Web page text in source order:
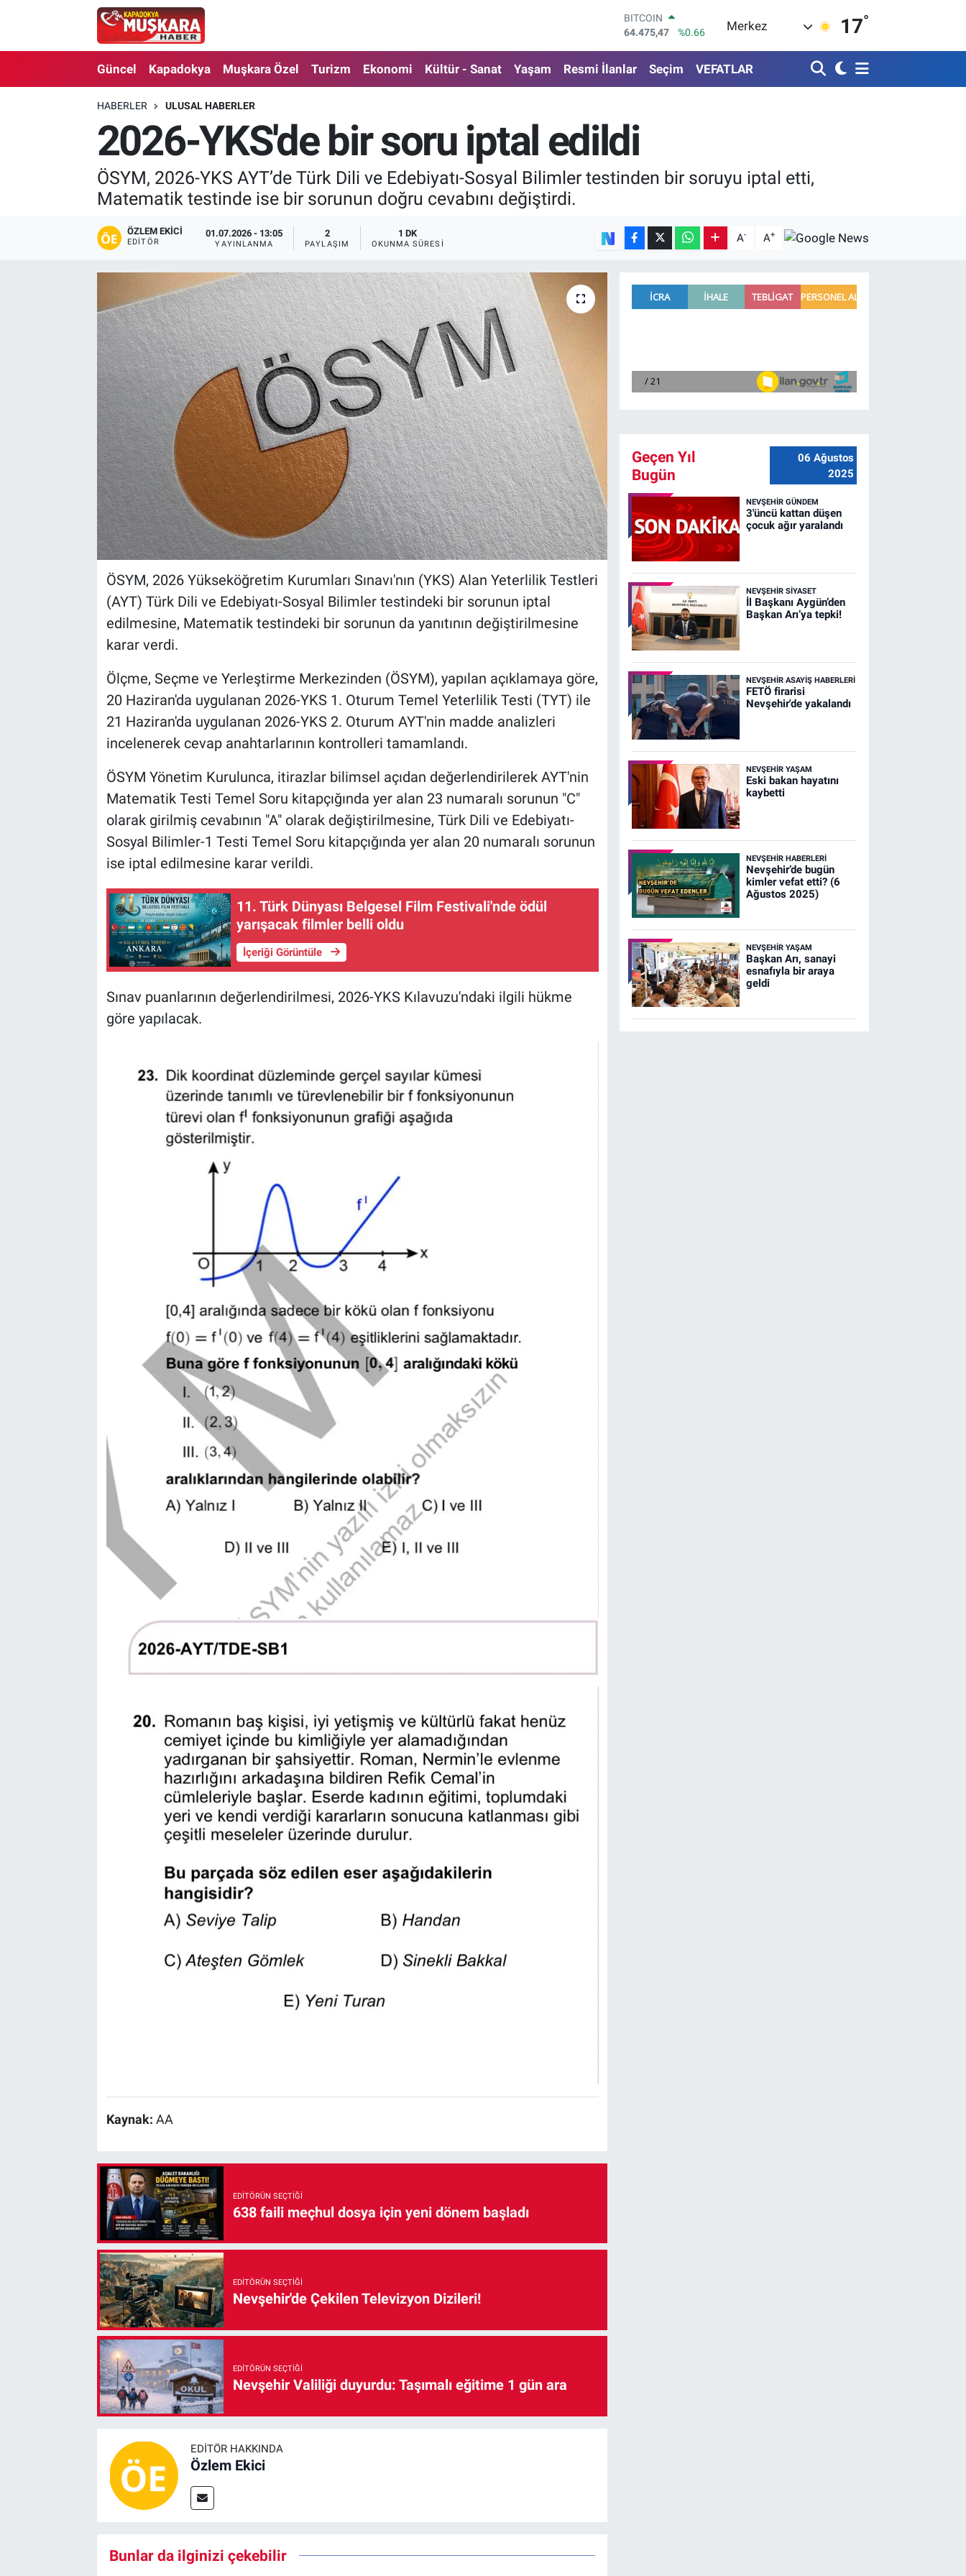
DOLAR
47,5971
%0.05
55,1336
%0.18
STERLİN
64,2534
%0.22
BİST100
64.475,47
%0.66
Merkez 17°
Güncel Kapadokya Muşkara Özel Turizm Ekonomi Kültür - Sanat Yaşam Resmi İlanlar Seçim VEFATLAR
HABERLER ULUSAL HABERLER
2026-YKS'de bir soru iptal edildi
ÖSYM, 2026-YKS AYT’de Türk Dili ve Edebiyatı-Sosyal Bilimler testinden bir soruyu iptal etti,
Matematik testinde ise bir sorunun doğru cevabını değiştirdi.
ÖZLEM EKICI
EDITÖR
01.07.2026 - 13:05
YAYINLANMA
2
PAYLAŞIM
1 DK
OKUNMA SÜRESI A- A+
ÖSYM, 2026 Yükseköğretim Kurumları Sınavı'nın (YKS) Alan Yeterlilik Testleri
(AYT) Türk Dili ve Edebiyatı-Sosyal Bilimler testindeki bir sorunun iptal
edilmesine, Matematik testindeki bir sorunun da yanıtının değiştirilmesine
karar verdi.
Ölçme, Seçme ve Yerleştirme Merkezinden (ÖSYM), yapılan açıklamaya göre,
20 Haziran'da uygulanan 2026-YKS 1. Oturum Temel Yeterlilik Testi (TYT) ile
21 Haziran'da uygulanan 2026-YKS 2. Oturum AYT'nin madde analizleri
incelenerek cevap anahtarlarının kontrolleri tamamlandı.
ÖSYM Yönetim Kurulunca, itirazlar bilimsel açıdan değerlendirilerek AYT'nin
Matematik Testi Temel Soru kitapçığında yer alan 23 numaralı sorunun "C"
olarak girilmiş cevabının "A" olarak değiştirilmesine, Türk Dili ve Edebiyatı-
Sosyal Bilimler-1 Testi Temel Soru kitapçığında yer alan 20 numaralı sorunun
ise iptal edilmesine karar verildi.
11. Türk Dünyası Belgesel Film Festivali'nde ödül
yarışacak filmler belli oldu
İçeriği Görüntüle
Sınav puanlarının değerlendirilmesi, 2026-YKS Kılavuzu'ndaki ilgili hükme
göre yapılacak.
Kaynak: AA
EDITÖRÜN SEÇTIĞI
638 faili meçhul dosya için yeni dönem başladı
EDITÖRÜN SEÇTIĞI
Nevşehir'de Çekilen Televizyon Dizileri!
EDITÖRÜN SEÇTIĞI
Nevşehir Valiliği duyurdu: Taşımalı eğitime 1 gün ara
EDITÖR HAKKINDA
Özlem Ekici
Bunlar da ilginizi çekebilir
Geçen Yıl
Bugün
06 Ağustos
2025
NEVŞEHIR GÜNDEM
3'üncü kattan düşen
çocuk ağır yaralandı
NEVŞEHIR SIYASET
İl Başkanı Aygün’den
Başkan Arı’ya tepki!
NEVŞEHIR ASAYIŞ HABERLERI
FETÖ firarisi
Nevşehir'de yakalandı
NEVŞEHIR YAŞAM
Eski bakan hayatını
kaybetti
NEVŞEHIR HABERLERI
Nevşehir’de bugün
kimler vefat etti? (6
Ağustos 2025)
NEVŞEHIR YAŞAM
Başkan Arı, sanayi
esnafıyla bir araya
geldi
CANLI SEÇİM SONUÇLARI
Güncel
Muşkara Özel
Kapadokya
Kültür - Sanat
VEFATLAR
Nevşehir Nöbetçi Eczaneler
Nevşehir Hava Durumu
Nevşehir Trafik Yoğunluk Haritası
Süper Lig Puan Durumu ve Fikstür
Tüm Manşetler
Son Dakika Haberleri
Haber Arşivi